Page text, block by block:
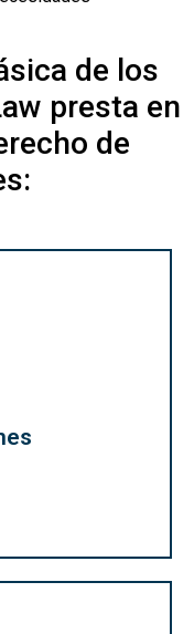
de los
presta en
de
empresa